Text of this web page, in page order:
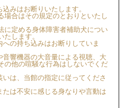
みはお断りいたします。
場合はその規定のとおりといたし
に定める身体障害者補助犬につい
たします。
の持ち込みはお断りしていま
音響機器の大音量による視聴、大
の他の喧騒な行為はしないでくだ
は、当館の指定に従ってくださ
たは不安に感じる身なりや言動は